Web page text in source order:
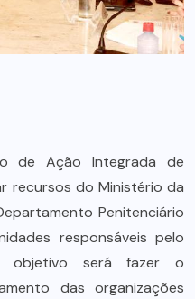
de Ação Integrada de
recursos do Ministério da
Penitenciário
responsáveis pelo
objetivo será fazer o
das organizações